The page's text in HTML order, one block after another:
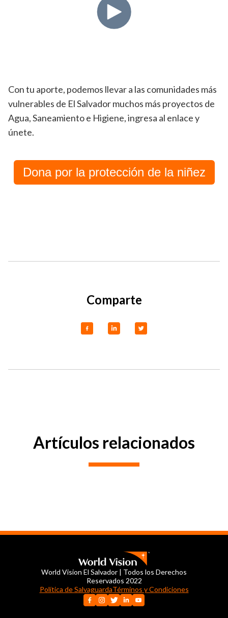
Con tu aporte, podemos llevar a las comunidades más
vulnerables de El Salvador muchos más proyectos de
Agua, Saneamiento e Higiene, ingresa al enlace y
únete.
Dona por la protección de la niñez
Comparte
Artículos relacionados
World Vision El Salvador | Todos los Derechos
Reservados 2022
Política de SalvaguardaTérminos y Condiciones